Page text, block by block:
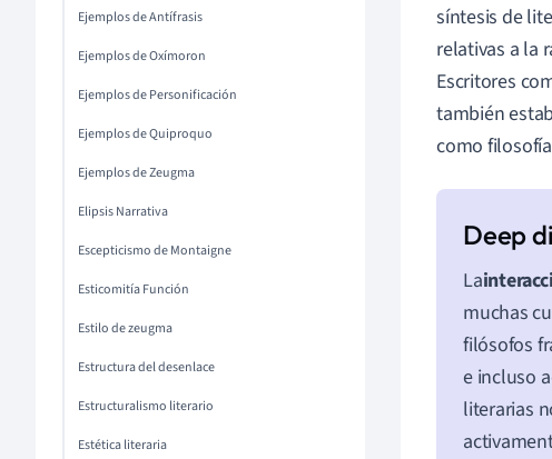
Ejemplos de Antífrasis
Ejemplos de Oxímoron
Ejemplos de Personificación
Ejemplos de Quiproquo
Ejemplos de Zeugma
Elipsis Narrativa
Escepticismo de Montaigne
Esticomitía Función
Estilo de zeugma
Estructura del desenlace
Estructuralismo literario
Estética literaria
síntesis de
relativas a la
Escritores
también
como
La
muchas
filósofos
e incluso
literarias